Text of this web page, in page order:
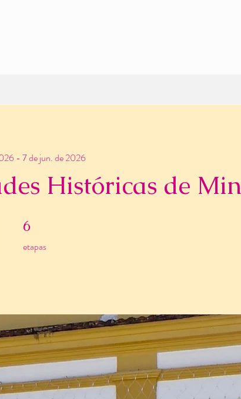
Históricas de
- 7 de jun. de 2026
6
etapas